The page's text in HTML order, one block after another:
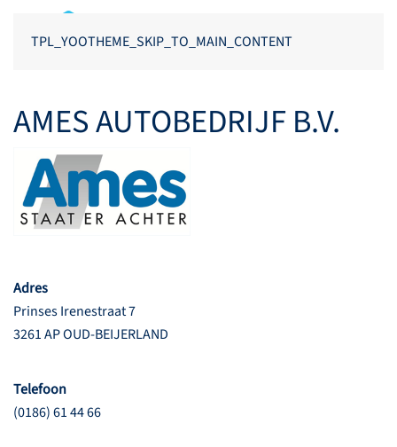
TPL_YOOTHEME_SKIP_TO_MAIN_CONTENT
AMES AUTOBEDRIJF B.V.
Adres
Prinses Irenestraat 7
3261 AP OUD-BEIJERLAND
Telefoon
(0186) 61 44 66